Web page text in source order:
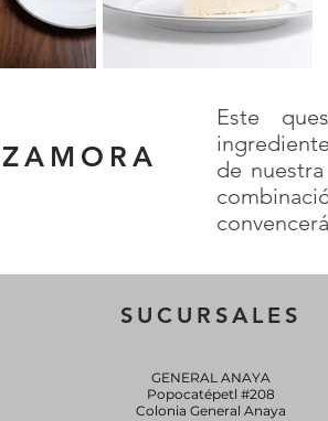
Este
de
SUCURSALES
GENERAL ANAYA
Popocatépetl #208
Colonia General Anaya